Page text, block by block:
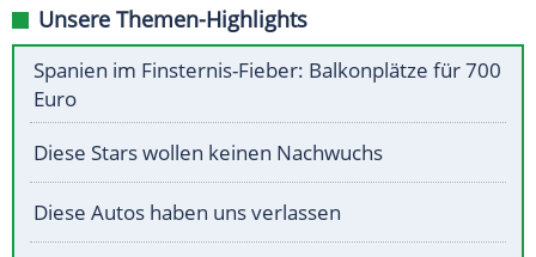
Unsere Themen-Highlights
Spanien im Finsternis-Fieber: Balkonplätze für 700
Euro
Diese Stars wollen keinen Nachwuchs
Diese Autos haben uns verlassen